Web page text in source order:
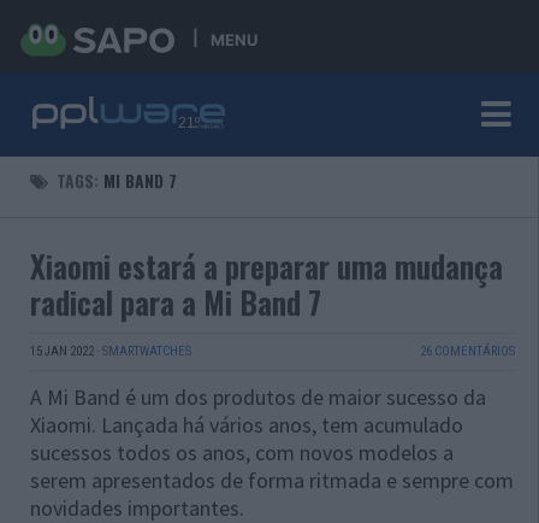
MENU
TAGS: MI BAND 7
Xiaomi estará a preparar uma mudança
radical para a Mi Band 7
15 JAN 2022 · SMARTWATCHES 26 COMENTÁRIOS
A Mi Band é um dos produtos de maior sucesso da
Xiaomi. Lançada há vários anos, tem acumulado
sucessos todos os anos, com novos modelos a
serem apresentados de forma ritmada e sempre com
novidades importantes.